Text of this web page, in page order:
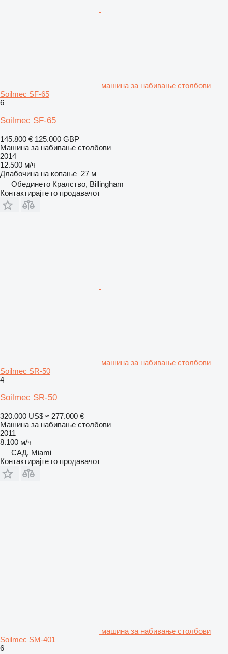
машина за набивање столбови
Soilmec SF-65
6
Soilmec SF-65
145.800 € 125.000 GBP
Машина за набивање столбови
2014
12.500 м/ч
Длабочина на копање 27 м
Обединето Кралство, Billingham
Контактирајте го продавачот
машина за набивање столбови
Soilmec SR-50
4
Soilmec SR-50
320.000 US$ ≈ 277.000 €
Машина за набивање столбови
2011
8.100 м/ч
САД, Miami
Контактирајте го продавачот
машина за набивање столбови
Soilmec SM-401
6